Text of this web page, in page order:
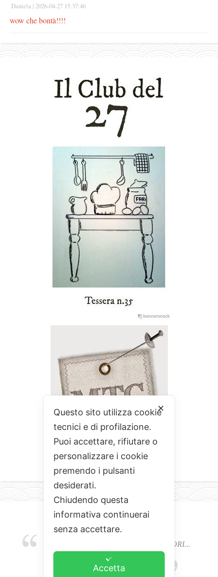
Daniela | 2026-04-27 15:37:46
wow che bontà!!!!
EMOZIONI, COLORI, ODORI E SAPORI...
L'ALCHIMIA DEL BUON CIBO
✕
Questo sito utilizza cookie
tecnici e di profilazione.
Puoi accettare, rifiutare o
personalizzare i cookie
premendo i pulsanti
desiderati.
Chiudendo questa
informativa continuerai
senza accettare.
Accetta